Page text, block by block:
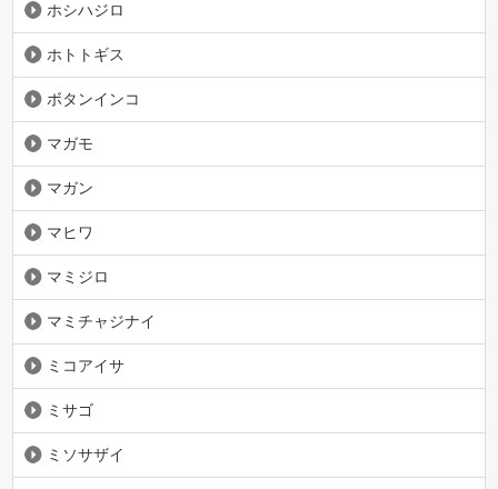
ホシハジロ
ホトトギス
ボタンインコ
マガモ
マガン
マヒワ
マミジロ
マミチャジナイ
ミコアイサ
ミサゴ
ミソサザイ